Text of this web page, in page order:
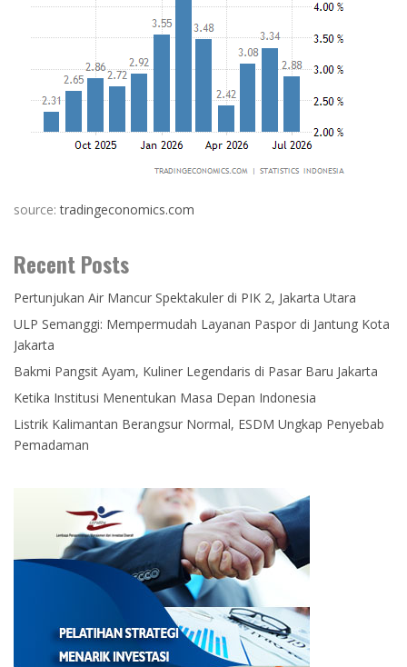
source:tradingeconomics.com
Recent Posts
Pertunjukan Air Mancur Spektakuler di PIK 2, Jakarta Utara
ULP Semanggi: Mempermudah Layanan Paspor di Jantung Kota
Jakarta
Bakmi Pangsit Ayam, Kuliner Legendaris di Pasar Baru Jakarta
Ketika Institusi Menentukan Masa Depan Indonesia
Listrik Kalimantan Berangsur Normal, ESDM Ungkap Penyebab
Pemadaman